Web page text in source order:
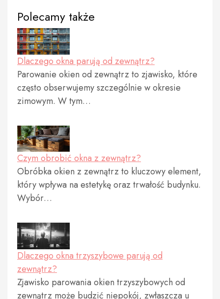
Polecamy także
Dlaczego okna parują od zewnątrz?
Parowanie okien od zewnątrz to zjawisko, które
często obserwujemy szczególnie w okresie
zimowym. W tym…
Czym obrobić okna z zewnątrz?
Obróbka okien z zewnątrz to kluczowy element,
który wpływa na estetykę oraz trwałość budynku.
Wybór…
Dlaczego okna trzyszybowe parują od
zewnątrz?
Zjawisko parowania okien trzyszybowych od
zewnątrz może budzić niepokój, zwłaszcza u